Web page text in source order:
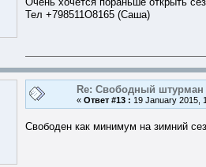
Тел +798511О8165 (Саша)
Re: Свободный штурман
« Ответ #13 : 19 January 2015,
Свободен как минимум на зимний